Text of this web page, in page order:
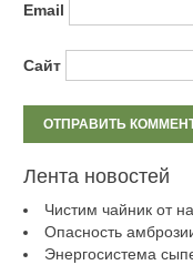
Email
Сайт
Лента новостей
Чистим чайник от
Опасность
Энергосистема